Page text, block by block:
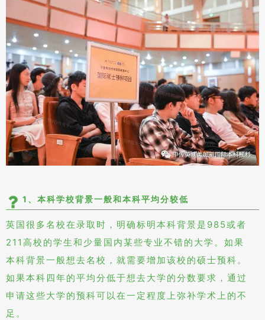
1、本科学校背景一般和本科平均分较低
英国很多名校在录取时，明确标明本科背景是985或者
211高校的学生和少量国内某些专业不错的大学。如果
本科背景一般想去名校，就需要增加该校的硕士预科。
如果本科四年的平均分低于想去大学的分数要求，通过
申请这些大学的预科可以在一定程度上弥补学术上的不
足。